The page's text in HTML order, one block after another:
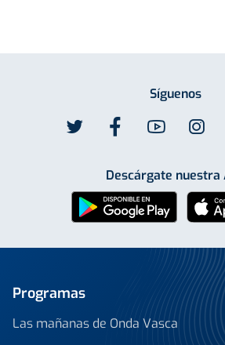
Síguenos
Descárgate nuestra
Programas
Las mañanas de Onda Vasca